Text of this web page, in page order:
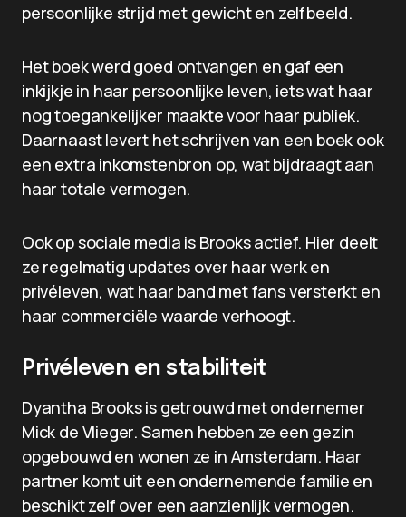
persoonlijke strijd met gewicht en zelfbeeld.
Het boek werd goed ontvangen en gaf een
inkijkje in haar persoonlijke leven, iets wat haar
nog toegankelijker maakte voor haar publiek.
Daarnaast levert het schrijven van een boek ook
een extra inkomstenbron op, wat bijdraagt aan
haar totale vermogen.
Ook op sociale media is Brooks actief. Hier deelt
ze regelmatig updates over haar werk en
privéleven, wat haar band met fans versterkt en
haar commerciële waarde verhoogt.
Privéleven en stabiliteit
Dyantha Brooks is getrouwd met ondernemer
Mick de Vlieger. Samen hebben ze een gezin
opgebouwd en wonen ze in Amsterdam. Haar
partner komt uit een ondernemende familie en
beschikt zelf over een aanzienlijk vermogen.